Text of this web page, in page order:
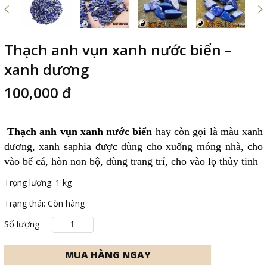
Thạch anh vụn xanh nước biển –
xanh dương
100,000 đ
Thạch anh vụn xanh nước biển hay còn gọi là màu xanh
dương, xanh saphia được dùng cho xuống móng nhà, cho
vào bể cá, hòn non bộ, dùng trang trí, cho vào lọ thủy tinh
Trọng lượng: 1 kg
Trạng thái: Còn hàng
Số lượng